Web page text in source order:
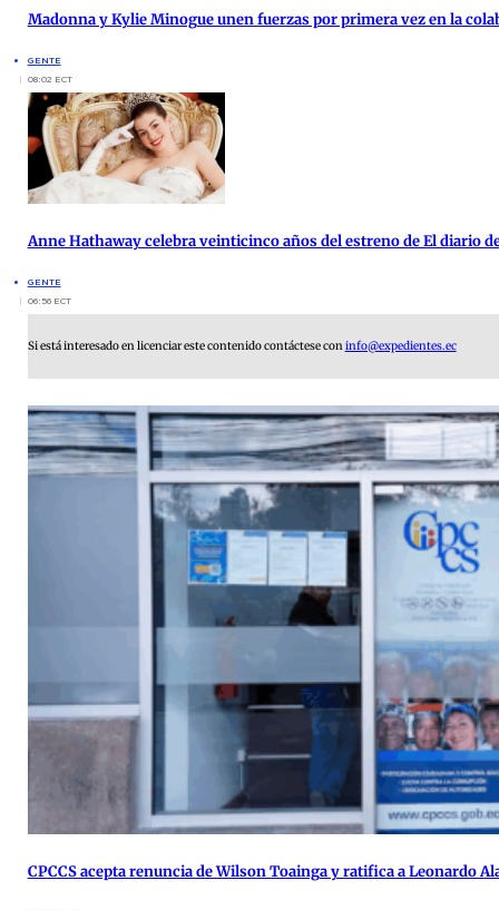
Madonna y Kylie Minogue unen fuerzas por primera vez en la
GENTE
08:02 ECT
Anne Hathaway celebra veinticinco años del estreno de El diario
GENTE
06:56 ECT
Si está interesado en licenciar este contenido contáctese coninfo@expedientes.ec
CPCCS acepta renuncia de Wilson Toainga y ratifica a Leonardo